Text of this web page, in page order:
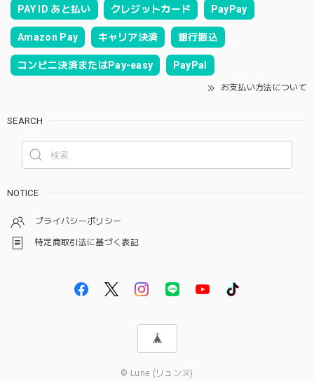
PAY ID あと払い クレジットカード PayPay
Amazon Pay キャリア決済 銀行振込
コンビニ決済またはPay-easy PayPal
お支払い方法について
SEARCH
NOTICE
プライバシーポリシー
特定商取引法に基づく表記
© Lune (リュンヌ)